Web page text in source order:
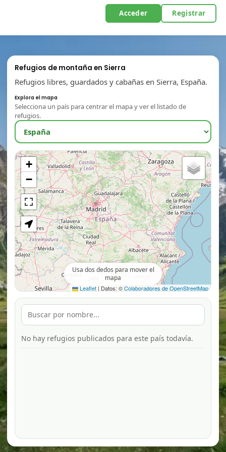
Acceder Registrar
Refugios de montaña en Sierra
Refugios libres, guardados y cabañas en Sierra, España.
Explora el mapa
Selecciona un país para centrar el mapa y ver el listado de
refugios.
+
−
Leaflet | Datos: ©Colaboradores de OpenStreetMap
Usa dos dedos para mover el
mapa
No hay refugios publicados para este país todavía.